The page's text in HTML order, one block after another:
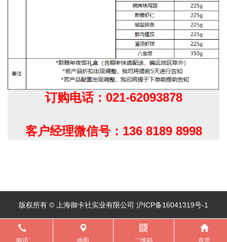
订购电话：021-62093878
客户经理微信号：136 8189 8998
版权所有 © 上海御卡社实业有限公司 沪ICP备16041319号-1
电话 地图 二维码 首页